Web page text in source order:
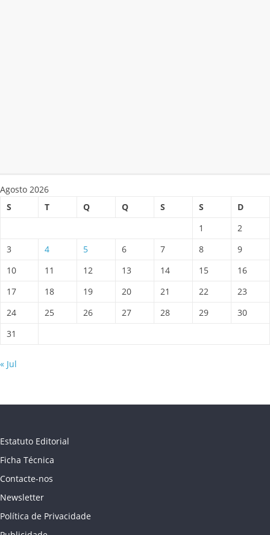
Agosto 2026
S
T Q Q S S
D
1
2
3
4 5 6 7 8
9
10
11 12 13 14 15
16
17
18 19 20 21 22
23
24
25 26 27 28 29
30
31
« Jul
Estatuto Editorial
Ficha Técnica
Contacte-nos
Newsletter
Política de Privacidade